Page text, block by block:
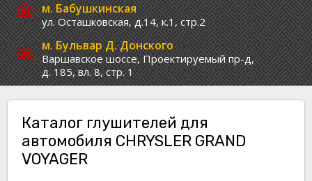
м. Бабушкинская
ул. Осташковская, д.14, к.1, стр.2
м. Бульвар Д. Донского
Варшавское шоссе,Проектируемый пр-д,
д. 185, вл. 8, стр. 1
Каталог глушителей для
автомобиля CHRYSLER GRAND
VOYAGER